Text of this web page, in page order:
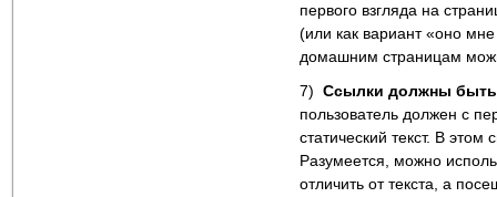
первого взгляда на
(или как вариант «оно
домашним страницам
7) Ссылки должны быть
пользователь должен с
статический текст. В
Разумеется, можно
отличить от текста, а